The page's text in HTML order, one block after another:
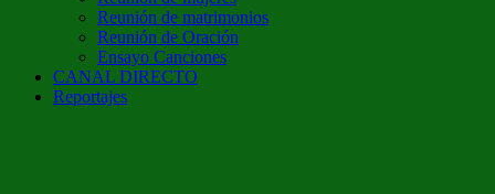
Reunión de matrimonios
Reunión de Oración
Ensayo Canciones
CANAL DIRECTO
Reportajes